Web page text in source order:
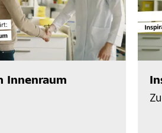
Innenraum